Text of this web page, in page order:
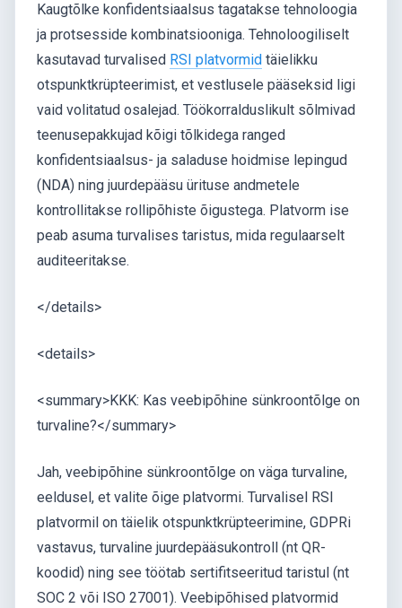
Kaugtõlke konfidentsiaalsus tagatakse tehnoloogia
ja protsesside kombinatsiooniga. Tehnoloogiliselt
kasutavad turvalised RSI platvormid täielikku
otspunktkrüpteerimist, et vestlusele pääseksid ligi
vaid volitatud osalejad. Töökorralduslikult sõlmivad
teenusepakkujad kõigi tõlkidega ranged
konfidentsiaalsus- ja saladuse hoidmise lepingud
(NDA) ning juurdepääsu ürituse andmetele
kontrollitakse rollipõhiste õigustega. Platvorm ise
peab asuma turvalises taristus, mida regulaarselt
auditeeritakse.
</details>
<details>
<summary>KKK: Kas veebipõhine sünkroontõlge on
turvaline?</summary>
Jah, veebipõhine sünkroontõlge on väga turvaline,
eeldusel, et valite õige platvormi. Turvalisel RSI
platvormil on täielik otspunktkrüpteerimine, GDPRi
vastavus, turvaline juurdepääsukontroll (nt QR-
koodid) ning see töötab sertifitseeritud taristul (nt
SOC 2 või ISO 27001). Veebipõhised platvormid